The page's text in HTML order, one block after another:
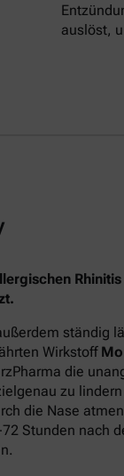
auslöst,
Rhinitis
ständig
Wirkstoff
die
zu
die Nase
Stunden nach